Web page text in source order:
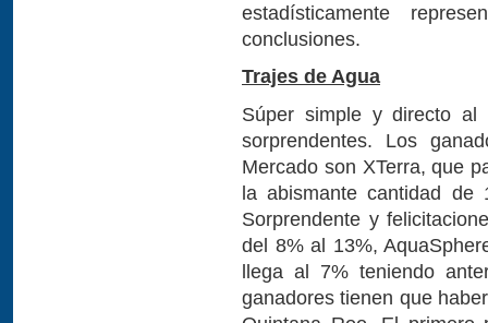
estadísticamente
conclusiones.
Trajes de Agua
Súper simple y directo al
sorprendentes. Los
Mercado son XTerra, que
la abismante cantidad
Sorprendente y
del 8% al 13%,
llega al 7% teniendo
ganadores tienen que